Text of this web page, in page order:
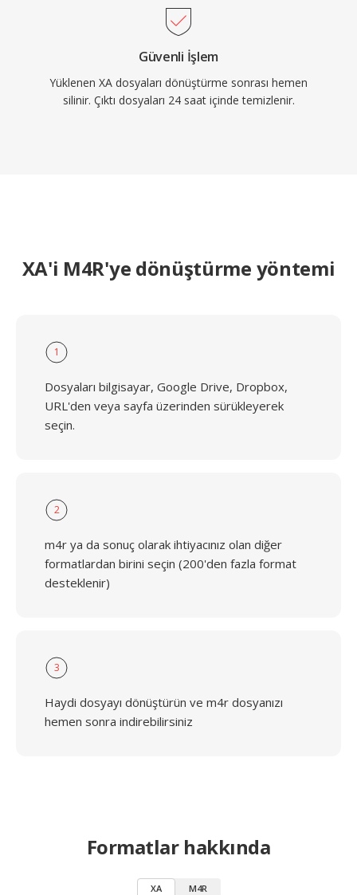
Güvenli İşlem
Yüklenen XA dosyaları dönüştürme sonrası hemen
silinir. Çıktı dosyaları 24 saat içinde temizlenir.
XA'i M4R'ye dönüştürme yöntemi
1
Dosyaları bilgisayar, Google Drive, Dropbox,
URL'den veya sayfa üzerinden sürükleyerek
seçin.
2
m4r ya da sonuç olarak ihtiyacınız olan diğer
formatlardan birini seçin (200'den fazla format
desteklenir)
3
Haydi dosyayı dönüştürün ve m4r dosyanızı
hemen sonra indirebilirsiniz
Formatlar hakkında
XA M4R